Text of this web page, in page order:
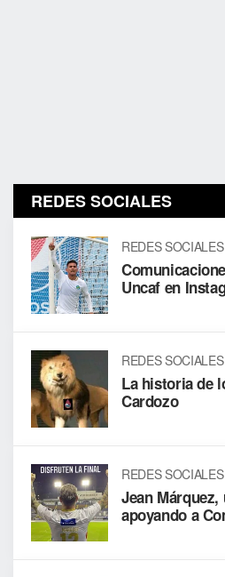
REDES SOCIALES
REDES SOCIALES
Uncaf en
REDES SOCIALES
La historia de
Cardozo
REDES SOCIALES
Jean
apoyando a